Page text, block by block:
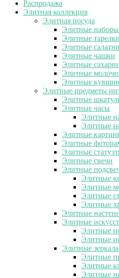
Распродажа
Элитная коллекция
Элитная посуда
Элитные
Элитные тарелки
Элитные
Элитные чашки
Элитные
Элитные
Элитные
Элитные предметы
Элитные
Элитные часы
Элитные
Элитные
Элитные
Элитные
Элитные
Элитные свечи
Элитные
Элитные
Элитные
Элитные
Элитные
Элитные
Элитные
Элитные
Элитные
Элитные зеркала
Элитные
Элитные
Элитные